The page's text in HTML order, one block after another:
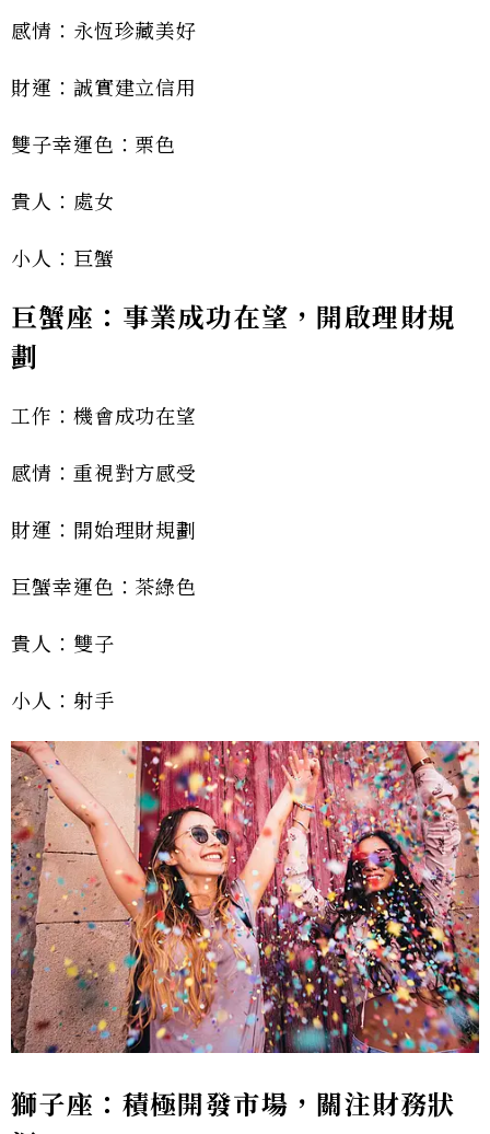
感情：永恆珍藏美好
財運：誠實建立信用
雙子幸運色：栗色
貴人：處女
小人：巨蟹
巨蟹座：事業成功在望，開啟理財規
劃
工作：機會成功在望
感情：重視對方感受
財運：開始理財規劃
巨蟹幸運色：茶綠色
貴人：雙子
小人：射手
獅子座：積極開發市場，關注財務狀